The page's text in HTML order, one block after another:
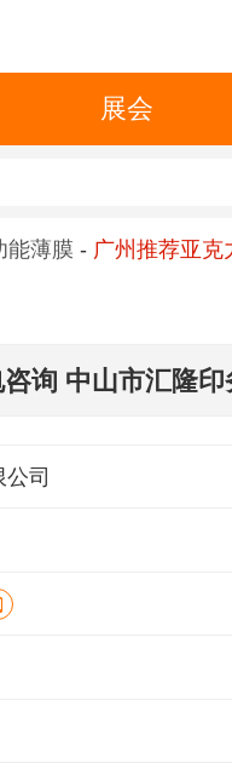
展会
能薄膜 - 广州推荐亚克
询 中山市汇隆印
司